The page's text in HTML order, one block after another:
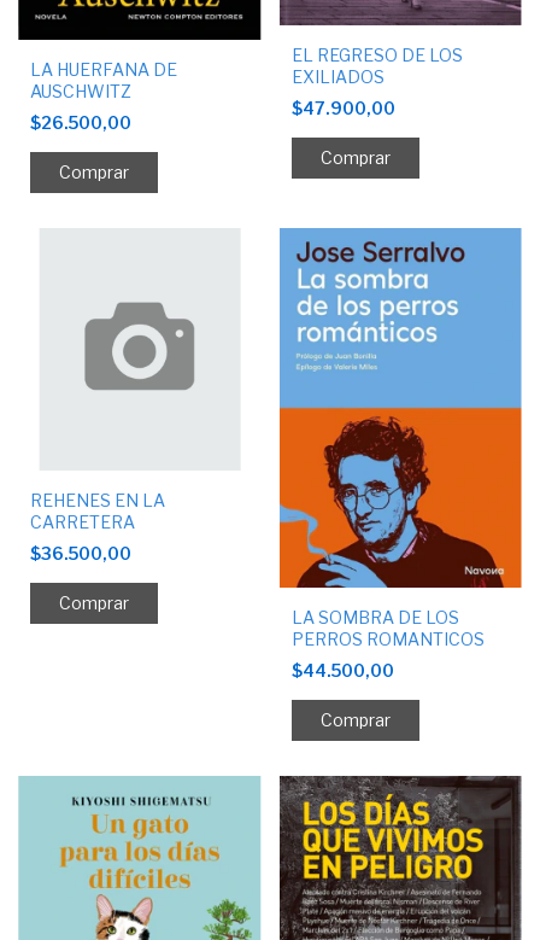
LA HUERFANA DE
AUSCHWITZ
$26.500,00
EL REGRESO DE LOS
EXILIADOS
$47.900,00
REHENES EN LA
CARRETERA
$36.500,00
LA SOMBRA DE LOS
PERROS ROMANTICOS
$44.500,00